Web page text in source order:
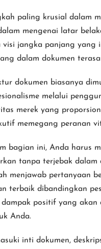
paling krusial dalam
mengenai latar
visi jangka panjang yang
dalam dokumen
dokumen biasanya
melalui
merek yang
memegang peranan
bagian ini, Anda harus
tanpa terjebak dalam
menjawab pertanyaan
terbaik dibandingkan
positif yang akan
Anda.
inti dokumen,